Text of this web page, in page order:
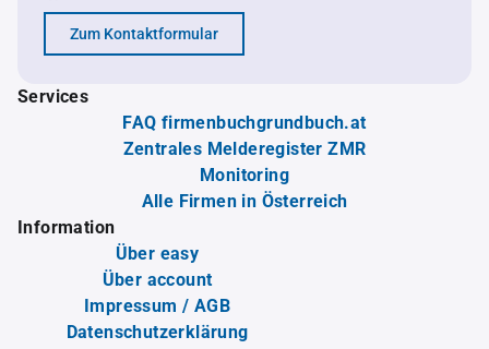
Zum Kontaktformular
Services
FAQ firmenbuchgrundbuch.at
Zentrales Melderegister ZMR
Monitoring
Alle Firmen in Österreich
Information
Über easy
Über account
Impressum / AGB
Datenschutzerklärung